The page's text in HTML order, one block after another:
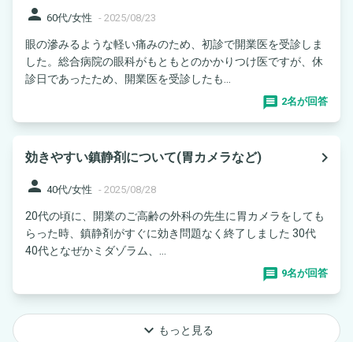
person 60代/女性 - 2025/08/23
眼の滲みるような軽い痛みのため、初診で開業医を受診しま
した。総合病院の眼科がもともとのかかりつけ医ですが、休
診日であったため、開業医を受診したも...
2名が回答
効きやすい鎮静剤について(胃カメラなど)
navigate_next
person 40代/女性 - 2025/08/28
20代の頃に、開業のご高齢の外科の先生に胃カメラをしても
らった時、鎮静剤がすぐに効き問題なく終了しました 30代
40代となぜかミダゾラム、...
9名が回答
keyboard_arrow_down もっと見る